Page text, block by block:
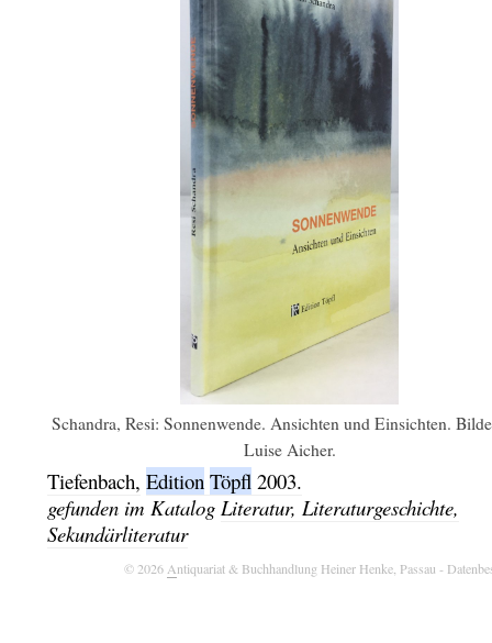
Schandra, Resi: Sonnenwende. Ansichten und Einsichten.
Luise Aicher.
Tiefenbach, Edition Töpfl 2003.
gefunden im Katalog Literatur, Literaturgeschichte,
Sekundärliteratur
© 2026 Antiquariat & Buchhandlung Heiner Henke, Passau -